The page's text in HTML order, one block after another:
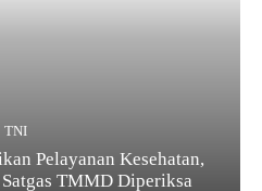
TNI
Pelayanan Kesehatan,
TMMD Diperiksa